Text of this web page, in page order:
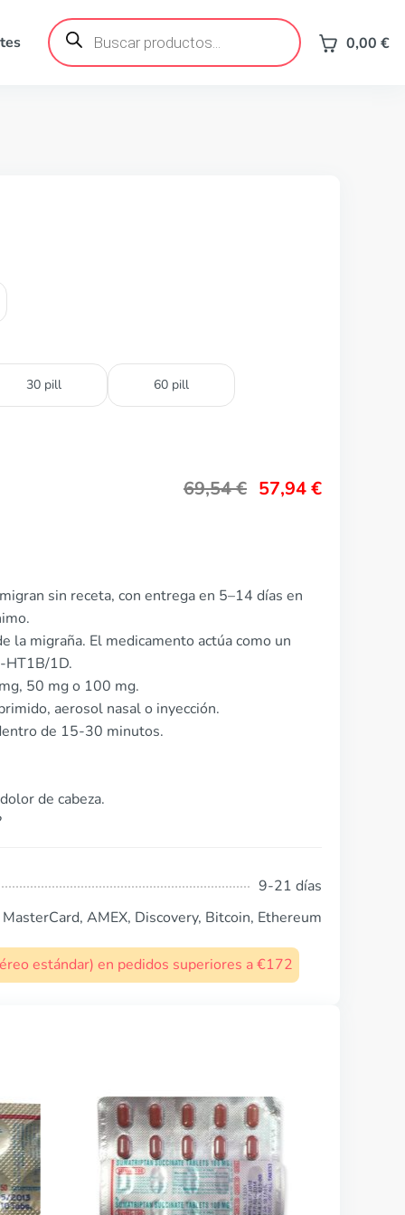
Búsqueda
de
productos 0,00 €
30 pill 60 pill
69,54€ 57,94€
sin receta, con entrega en 5–14 días en
la migraña. El medicamento actúa como un
HT1B/1D.
50 mg o 100 mg.
aerosol nasal o inyección.
de 15-30 minutos.
de cabeza.
9-21 días
AMEX, Discovery, Bitcoin, Ethereum
estándar) en pedidos superiores a €172